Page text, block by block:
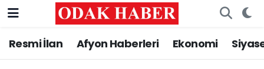
Resmi İlan Afyon Haberleri Ekonomi
AFYONKARAHİSAR HABERLERİ
Nöbetçi Eczaneler